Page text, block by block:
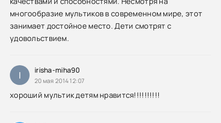
многообразие мультиков в современном мире, этот
занимает достойное место. Дети смотрят с
удовольствием.
I irisha-miha90
20 мая 2014 12:07
хороший мультик детям нравится!!!!!!!!!!